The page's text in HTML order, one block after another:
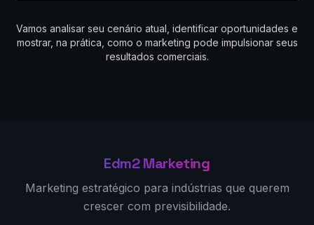
Vamos analisar seu cenário atual, identificar oportunidades e
mostrar, na prática, como o marketing pode impulsionar seus
resultados comerciais.
Edm2 Marketing
Marketing estratégico para indústrias que querem
crescer com previsibilidade.